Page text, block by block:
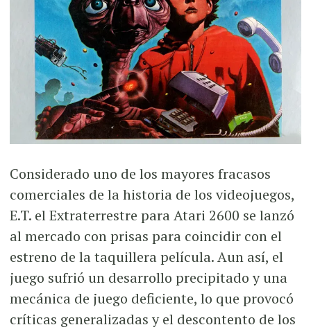
Considerado uno de los mayores fracasos
comerciales de la historia de los videojuegos,
E.T. el Extraterrestre para Atari 2600 se lanzó
al mercado con prisas para coincidir con el
estreno de la taquillera película. Aun así, el
juego sufrió un desarrollo precipitado y una
mecánica de juego deficiente, lo que provocó
críticas generalizadas y el descontento de los